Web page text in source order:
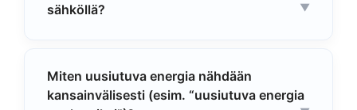
sähköllä?
Miten uusiutuva energia nähdään
kansainvälisesti (esim. “uusiutuva energia